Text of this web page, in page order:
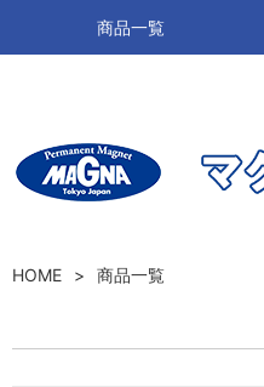
商品一覧
HOME 商品一覧